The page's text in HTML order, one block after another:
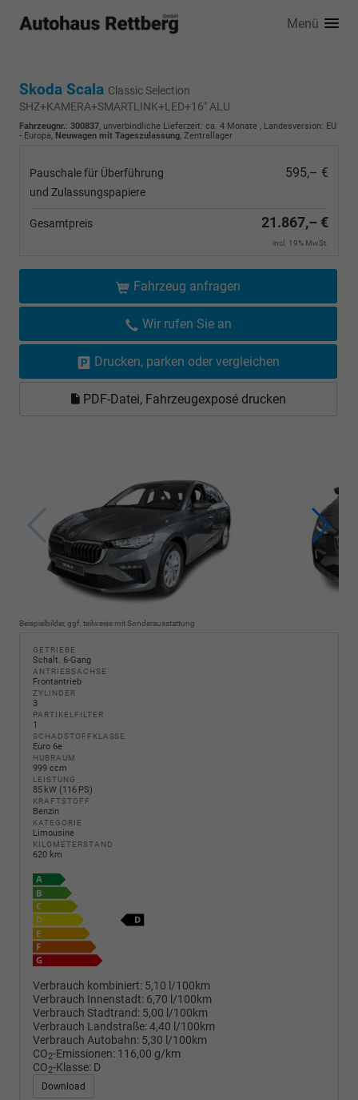
Menü
Skoda Scala Classic Selection
SHZ+KAMERA+SMARTLINK+LED+16" ALU
Fahrzeugnr.: 300837, unverbindliche Lieferzeit: ca. 4 Monate , Landesversion: EU
- Europa, Neuwagen mit Tageszulassung, Zentrallager
Pauschale für Überführung
und Zulassungspapiere
595,– €
Gesamtpreis 21.867,– €
incl. 19% MwSt.
Fahrzeug anfragen
Wir rufen Sie an
Drucken, parken oder vergleichen
PDF-Datei, Fahrzeugexposé drucken
Beispielbilder, ggf. teilweise mit Sonderausstattung
GETRIEBE
Schalt. 6-Gang
ANTRIEBSACHSE
Frontantrieb
ZYLINDER
3
PARTIKELFILTER
1
SCHADSTOFFKLASSE
Euro 6e
HUBRAUM
999 ccm
LEISTUNG
85 kW (116 PS)
KRAFTSTOFF
Benzin
KATEGORIE
Limousine
KILOMETERSTAND
620 km
Verbrauch kombiniert: 5,10 l/100km
Verbrauch Innenstadt: 6,70 l/100km
Verbrauch Stadtrand: 5,00 l/100km
Verbrauch Landstraße:4,40 l/100km
Verbrauch Autobahn: 5,30 l/100km
CO2-Emissionen: 116,00 g/km
CO2-Klasse: D
Download